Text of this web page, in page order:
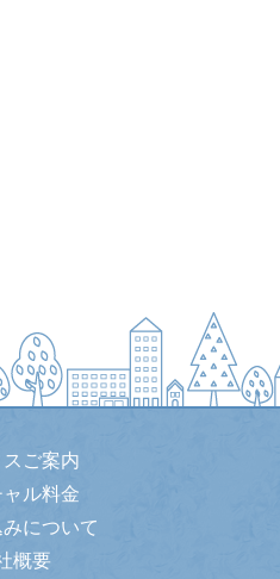
ご案内
ル料金
について
概要